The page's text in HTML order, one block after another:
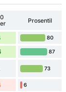
Prosentil
80
87
73
6